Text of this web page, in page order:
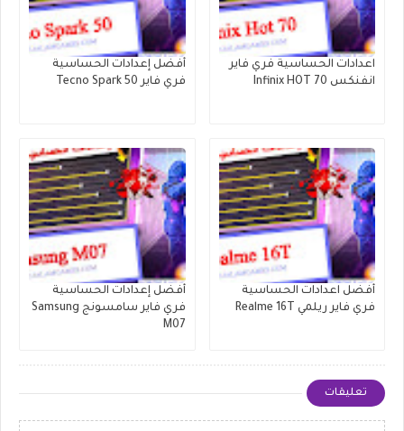
اعدادات الحساسية فري فاير
انفنكس Infinix HOT 70
أفضل إعدادات الحساسية
فري فاير Tecno Spark 50
أفضل اعدادات الحساسية
فري فاير ريلمي Realme 16T
أفضل إعدادات الحساسية
فري فاير سامسونج Samsung
M07
تعليقات